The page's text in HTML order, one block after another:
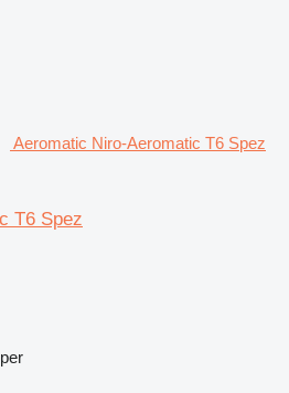
Aeromatic Niro-Aeromatic T6 Spez
T6 Spez